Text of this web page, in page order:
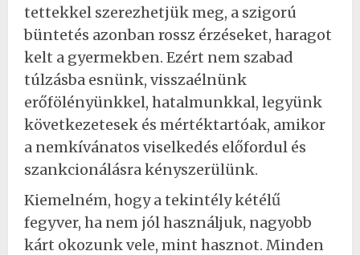
tettekkel szerezhetjük meg, a szigorú
büntetés azonban rossz érzéseket, haragot
kelt a gyermekben. Ezért nem szabad
túlzásba esnünk, visszaélnünk
erőfölényünkkel, hatalmunkkal, legyünk
következetesek és mértéktartóak, amikor
a nemkívánatos viselkedés előfordul és
szankcionálásra kényszerülünk.
Kiemelném, hogy a tekintély kétélű
fegyver, ha nem jól használjuk, nagyobb
kárt okozunk vele, mint hasznot. Minden